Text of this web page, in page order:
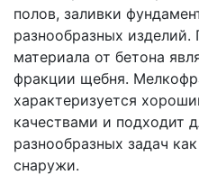
полов, заливки
разнообразных
материала от бетона
фракции щебня.
характеризуется
качествами и подходит
разнообразных задач
снаружи.